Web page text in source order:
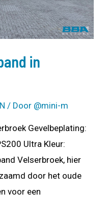
in
/ Door @mini-m
Gevelbeplating:
Ultra Kleur:
Velserbroek, hier
door het oude
voor een